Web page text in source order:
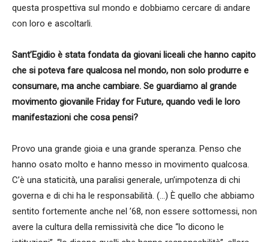
questa prospettiva sul mondo e dobbiamo cercare di andare
con loro e ascoltarli.
Sant’Egidio è stata fondata da giovani liceali che hanno capito
che si poteva fare qualcosa nel mondo, non solo produrre e
consumare, ma anche cambiare. Se guardiamo al grande
movimento giovanile Friday for Future, quando vedi le loro
manifestazioni che cosa pensi?
Provo una grande gioia e una grande speranza. Penso che
hanno osato molto e hanno messo in movimento qualcosa.
C’è una staticità, una paralisi generale, un’impotenza di chi
governa e di chi ha le responsabilità. (…) È quello che abbiamo
sentito fortemente anche nel ’68, non essere sottomessi, non
avere la cultura della remissività che dice “lo dicono le